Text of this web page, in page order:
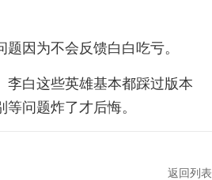
因为不会反馈白白吃亏。
李白这些英雄基本都踩过版本
问题炸了才后悔。
返回列表